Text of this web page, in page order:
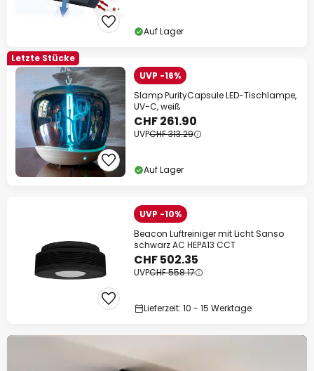
Auf Lager
Letzte Stücke
UVP -16%
Slamp PurityCapsule LED-Tischlampe,
UV-C, weiß
CHF 261.90
UVPCHF 313.29
Auf Lager
UVP -10%
Beacon Luftreiniger mit Licht Sanso
schwarz AC HEPA13 CCT
CHF 502.35
UVPCHF 558.17
Lieferzeit: 10 - 15 Werktage